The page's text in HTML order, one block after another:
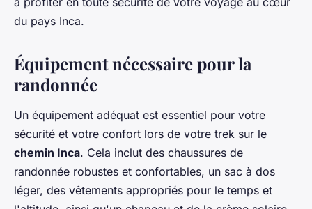
du pays Inca.
Équipement nécessaire pour la
randonnée
Un équipement adéquat est essentiel pour votre
sécurité et votre confort lors de votre trek sur le
chemin Inca. Cela inclut des chaussures de
randonnée robustes et confortables, un sac à dos
léger, des vêtements appropriés pour le temps et